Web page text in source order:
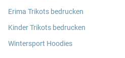
Erima Trikots bedrucken
Kinder Trikots bedrucken
Wintersport Hoodies